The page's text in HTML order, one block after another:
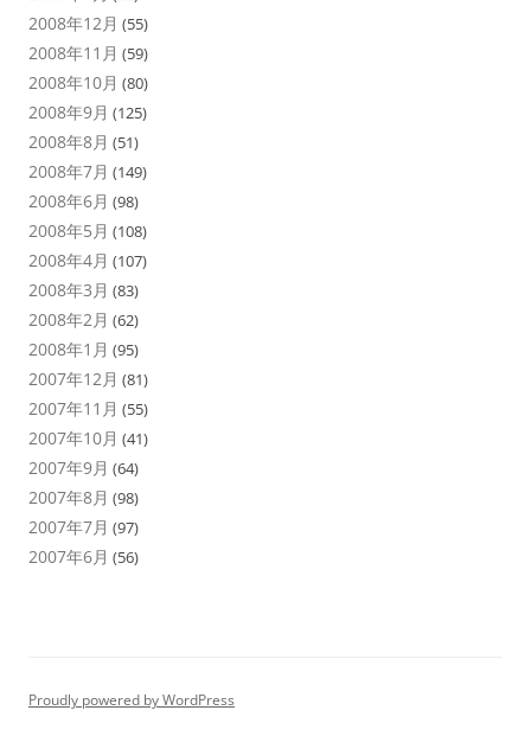
2008年12月 (55)
2008年11月 (59)
2008年10月 (80)
2008年9月 (125)
2008年8月 (51)
2008年7月 (149)
2008年6月 (98)
2008年5月 (108)
2008年4月 (107)
2008年3月 (83)
2008年2月 (62)
2008年1月 (95)
2007年12月 (81)
2007年11月 (55)
2007年10月 (41)
2007年9月 (64)
2007年8月 (98)
2007年7月 (97)
2007年6月 (56)
Proudly powered by WordPress